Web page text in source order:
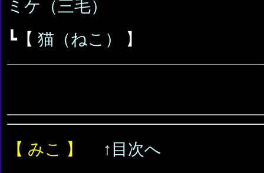
ミケ（三毛）
┗【 猫（ねこ） 】
【 みこ 】 ↑目次へ